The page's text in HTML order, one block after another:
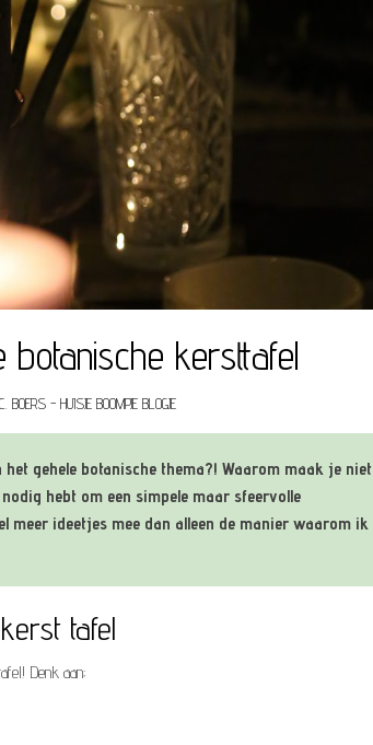
kersttafel
BOERS - HUISJE BOOMPJE BLOGJE
gehele botanische thema?! Waarom maak je niet
hebt om een simpele maar sfeervolle
ideetjes mee dan alleen de manier waarom ik
tafel
Denk aan;